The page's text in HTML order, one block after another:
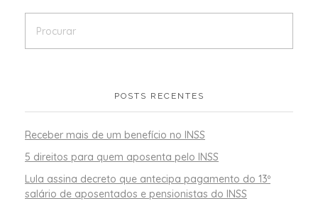
POSTS RECENTES
Receber mais de um benefício no INSS
5 direitos para quem aposenta pelo INSS
Lula assina decreto que antecipa pagamento do 13º
salário de aposentados e pensionistas do INSS